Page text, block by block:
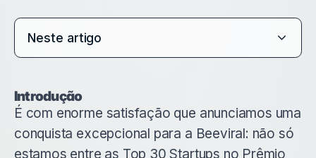
Neste artigo
Introdução
É com enorme satisfação que anunciamos uma
conquista excepcional para a Beeviral: não só
estamos entre as Top 30 Startups no Prêmio